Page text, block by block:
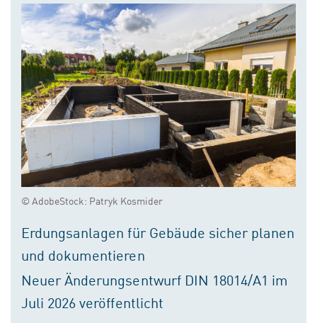
© AdobeStock: Patryk Kosmider
Erdungsanlagen für Gebäude sicher planen
und dokumentieren
Neuer Änderungsentwurf DIN 18014/A1 im
Juli 2026 veröffentlicht